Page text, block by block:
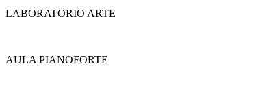
LABORATORIO ARTE
AULA PIANOFORTE